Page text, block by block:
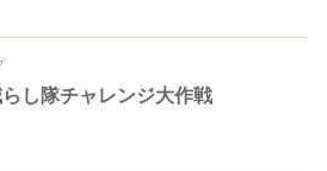
し隊チャレンジ大作戦